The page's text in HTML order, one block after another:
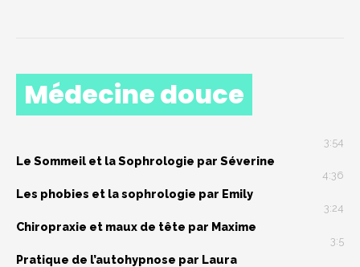
Médecine douce
3:54
Le Sommeil et la Sophrologie par Séverine
4:36
Les phobies et la sophrologie par Emily
3:24
Chiropraxie et maux de tête par Maxime
3:5
Pratique de l’autohypnose par Laura